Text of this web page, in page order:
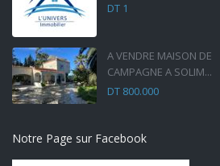
DT 1
A VENDRE MAISON DE
CAMPAGNE A SOLIM...
DT 800.000
Notre Page sur Facebook